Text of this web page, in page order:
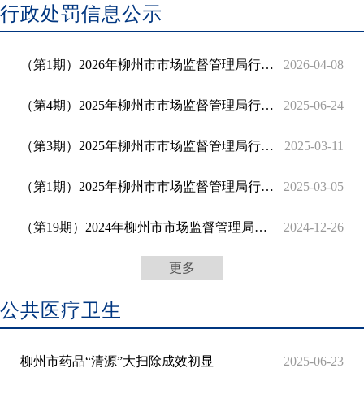
行政处罚信息公示
（第1期）2026年柳州市市场监督管理局行政处罚案件信息公开 2026-04-08
（第4期）2025年柳州市市场监督管理局行政处罚案件信息公开 2025-06-24
（第3期）2025年柳州市市场监督管理局行政处罚案件信息公开 2025-03-11
（第1期）2025年柳州市市场监督管理局行政处罚案件信息公开 2025-03-05
（第19期）2024年柳州市市场监督管理局行政处罚案件信息公开 2024-12-26
更多
公共医疗卫生
柳州市药品“清源”大扫除成效初显 2025-06-23